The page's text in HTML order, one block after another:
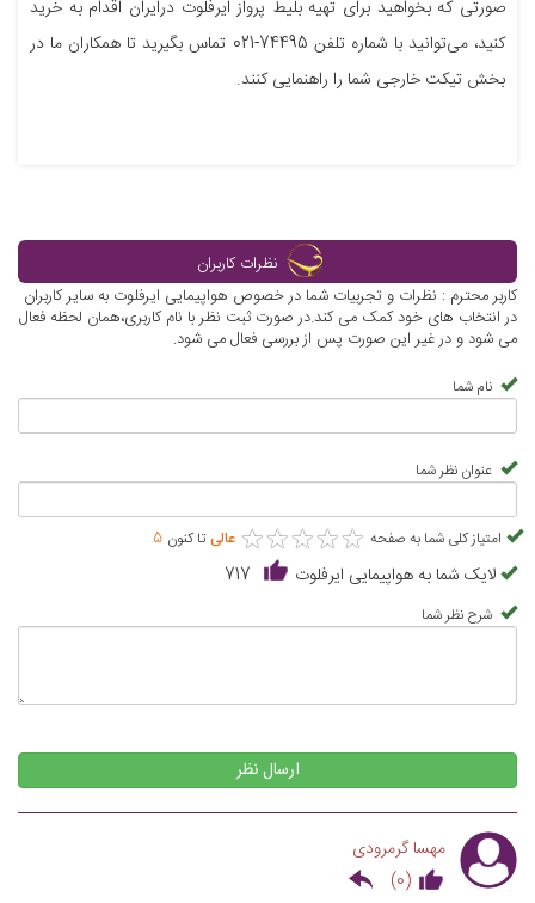
صورتی که بخواهید برای تهیه بلیط پرواز ایرفلوت درایران اقدام به خرید
کنید، می‌توانید با شماره تلفن 74495-021 تماس بگیرید تا همکاران ما در
بخش تیکت خارجی شما را راهنمایی کنند.
نظرات کاربران
کاربر محترم : نظرات و تجربیات شما در خصوص هواپیمایی ایرفلوت به سایر کاربران
در انتخاب های خود کمک می کند.در صورت ثبت نظر با نام کاربری،همان لحظه فعال
می شود و در غیر این صورت پس از بررسی فعال می شود.
نام شما
عنوان نظر شما
امتیاز کلی شما به صفحه ★★★★★
★★★★★ عالی تا کنون 5
لایک شما به هواپیمایی ایرفلوت 717
شرح نظر شما
ارسال نظر
مهسا گرمرودی
(
0
)